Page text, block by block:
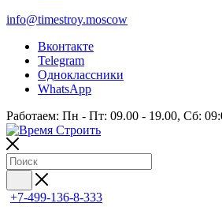
info@timestroy.moscow
Вконтакте
Telegram
Одноклассники
WhatsApp
Работаем: Пн - Пт: 09.00 - 19.00, Сб:
+7-499-136-8-333